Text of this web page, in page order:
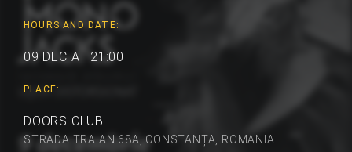
HOURS AND DATE:
09 DEC AT 21:00
PLACE:
DOORS CLUB
STRADA TRAIAN 68A, CONSTANȚA, ROMANIA